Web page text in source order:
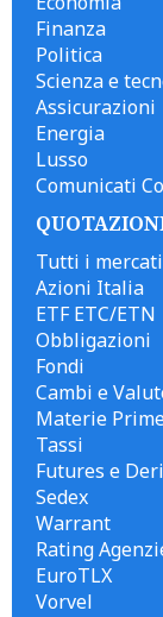
Finanza
Politica
Scienza e
Assicurazioni
Energia
Lusso
Comunicati
Tutti i mercati
Azioni Italia
ETF ETC/ETN
Obbligazioni
Fondi
Cambi e
Materie
Tassi
Futures e
Sedex
Warrant
Rating
EuroTLX
Vorvel